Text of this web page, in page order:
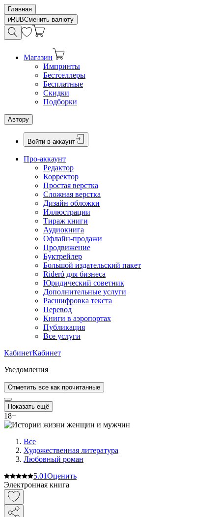
Главная
RUBСменить валюту
Магазин
Импринты
Бестселлеры
Бесплатные
Скидки
Подборки
Автору
Войти в аккаунт
Про-аккаунт
Редактор
Корректор
Простая верстка
Сложная верстка
Дизайн обложки
Иллюстрации
Тираж книги
Аудиокнига
Офлайн-продажи
Продвижение
Буктрейлер
Большой издательский пакет
Rideró для бизнеса
Юридический советник
Дополнительные услуги
Расшифровка текста
Перевод
Книги в аэропортах
Публикация
Все услуги
КабинетКабинет
Уведомления
Отметить все как прочитанные
Показать ещё
18+
Все
Художественная литература
Любовный роман
5.01Оценить
Электронная книга